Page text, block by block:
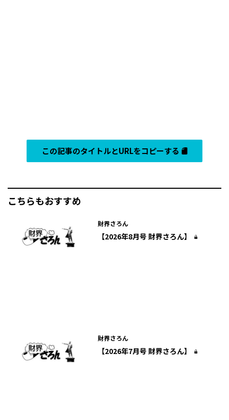
この記事のタイトルとURLをコピーする
こちらもおすすめ
財界さろん
【2026年8月号 財界さろん】
財界さろん
【2026年7月号 財界さろん】